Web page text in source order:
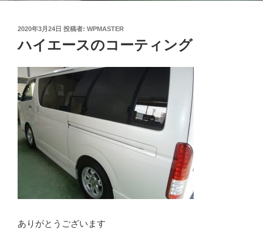
投
日:
2020年3月24日 投稿者: WPMASTER
ハイエースのコーティング
ありがとうございます